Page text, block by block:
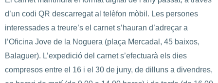
d’un codi QR descarregat al telèfon mòbil. Les persones
interessades a treure’s el carnet s’hauran d’adreçar a
l’Oficina Jove de la Noguera (plaça Mercadal, 45 baixos,
Balaguer). L’expedició del carnet s’efectuarà els dies
compresos entre el 16 i el 30 de juny, de dilluns a divendres,